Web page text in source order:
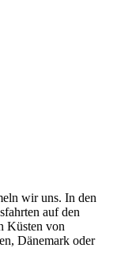
wir uns. In den
auf den
Küsten von
Dänemark oder